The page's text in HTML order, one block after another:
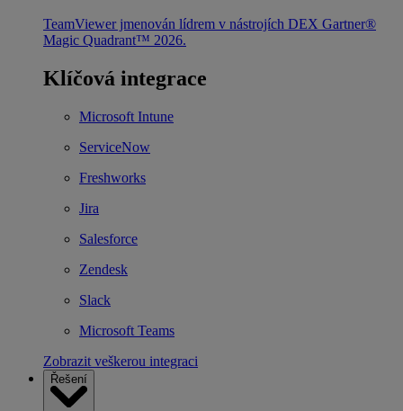
TeamViewer jmenován lídrem v nástrojích DEX Gartner®
Magic Quadrant™ 2026.
Klíčová integrace
Microsoft Intune
ServiceNow
Freshworks
Jira
Salesforce
Zendesk
Slack
Microsoft Teams
Zobrazit veškerou integraci
Řešení